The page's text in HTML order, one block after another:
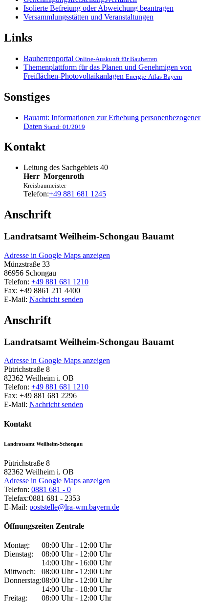
Isolierte Befreiung oder Abweichung beantragen
Versammlungsstätten und Veranstaltungen
Links
Bauherrenportal Online-Auskunft für Bauherren
Themenplattform für das Planen und Genehmigen von
Freiflächen-Photovoltaikanlagen Energie-Atlas Bayern
Sonstiges
Bauamt: Informationen zur Erhebung personenbezogener
Daten Stand: 01/2019
Kontakt
Leitung des Sachgebiets 40
Herr Morgenroth
Kreisbaumeister
Telefon:+49 881 681 1245
Anschrift
Landratsamt Weilheim-Schongau Bauamt
Adresse in Google Maps anzeigen
Münzstraße 33
86956 Schongau
Telefon: +49 881 681 1210
Fax: +49 8861 211 4400
E-Mail: Nachricht senden
Anschrift
Landratsamt Weilheim-Schongau Bauamt
Adresse in Google Maps anzeigen
Pütrichstraße 8
82362 Weilheim i. OB
Telefon: +49 881 681 1210
Fax: +49 881 681 2296
E-Mail: Nachricht senden
Kontakt
Landratsamt Weilheim-Schongau
Pütrichstraße 8
82362 Weilheim i. OB
Adresse in Google Maps anzeigen
Telefon: 0881 681 - 0
Telefax:0881 681 - 2353
E-Mail: poststelle@lra-wm.bayern.de
Öffnungszeiten Zentrale
Montag:
08:00 Uhr - 12:00 Uhr
Dienstag:
08:00 Uhr - 12:00 Uhr
14:00 Uhr - 16:00 Uhr
Mittwoch:
08:00 Uhr - 12:00 Uhr
Donnerstag:08:00 Uhr - 12:00 Uhr
14:00 Uhr - 18:00 Uhr
Freitag:
08:00 Uhr - 12:00 Uhr